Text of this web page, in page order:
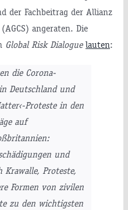
der Fachbeitrag der Allianz
angeraten. Die
Global Risk Dialogue lauten:
die Corona-
Deutschland und
Proteste in den
auf
und
Krawalle, Proteste,
Formen von zivilen
zu den wichtigsten